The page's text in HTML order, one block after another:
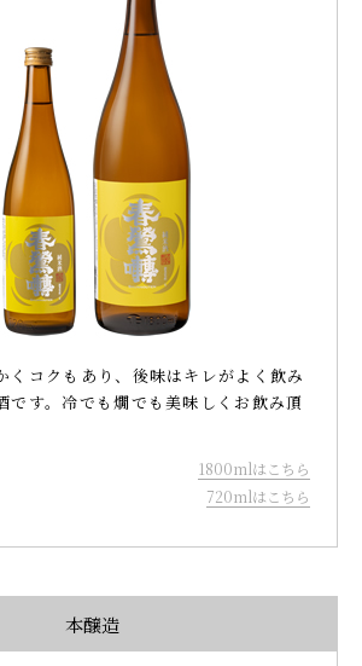
くコクもあり、後味はキレがよく飲み
です。冷でも燗でも美味しくお飲み頂
1800mlはこちら
720mlはこちら
本醸造